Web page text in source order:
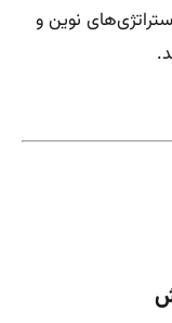
نوین و